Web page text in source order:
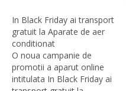
ITGalaxy.ro:- Aparate de
sudura - Frigidere auto -
Aparate de aer conditionat
- Telefoane mobile -…
In Black Friday ai transport
gratuit la Aparate de aer
conditionat
O noua campanie de
promotii a aparut online
intitulata In Black Friday ai